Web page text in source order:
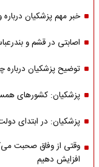
خبر مهم پزشکیان
اصابتی در قشم و بندرعباس
توضیح پزشکیان
پزشکیان: کشورهای
پزشکیان: در ابتدای
وقتی از وفاق صحبت
افزایش دهیم